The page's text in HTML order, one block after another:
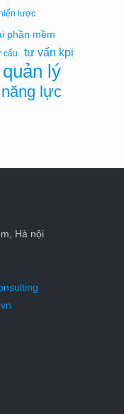
lược
phần mềm
cấu tư vấn kpi
lý
lực
Hà nội